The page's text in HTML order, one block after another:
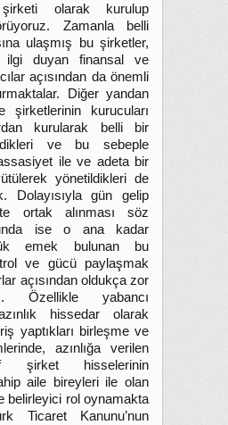
olarak kurulup
Zamanla belli
ulaşmış bu şirketler,
ilgi duyan finansal ve
açısından da önemli
Diğer yandan
kurucuları
kurularak belli bir
ve bu sebeple
ile ve adeta bir
yönetildikleri de
Dolayısıyla gün gelip
ortak alınması söz
ise o ana kadar
emek bulunan bu
ve gücü paylaşmak
açısından oldukça zor
Özellikle yabancı
azınlık hissedar olarak
yaptıkları birleşme ve
azınlığa verilen
şirket hisselerinin
aile bireyleri ile olan
belirleyici rol oynamakta
Ticaret Kanunu’nun